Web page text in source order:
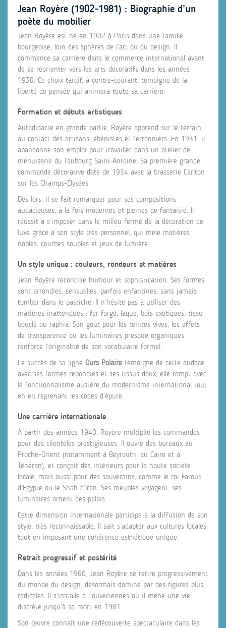
Jean Royère (1902-1981) : Biographie d’un
poète du mobilier
Jean Royère est né en 1902 à Paris dans une famille
bourgeoise, loin des sphères de l’art ou du design. Il
commence sa carrière dans le commerce international avant
de se réorienter vers les arts décoratifs dans les années
1930. Ce choix tardif, à contre-courant, témoigne de la
liberté de pensée qui animera toute sa carrière.
Formation et débuts artistiques
Autodidacte en grande partie, Royère apprend sur le terrain,
au contact des artisans, ébénistes et ferronniers. En 1931, il
abandonne son emploi pour travailler dans un atelier de
menuiserie du faubourg Saint-Antoine. Sa première grande
commande décorative date de 1934 avec la brasserie Carlton
sur les Champs-Élysées.
Dès lors, il se fait remarquer pour ses compositions
audacieuses, à la fois modernes et pleines de fantaisie. Il
réussit à s’imposer dans le milieu fermé de la décoration de
luxe grâce à son style très personnel, qui mêle matières
nobles, courbes souples et jeux de lumière.
Un style unique : couleurs, rondeurs et matières
Jean Royère réconcilie humour et sophistication. Ses formes
sont arrondies, sensuelles, parfois enfantines, sans jamais
tomber dans le pastiche. Il n’hésite pas à utiliser des
matières inattendues : fer forgé, laque, bois exotiques, tissu
bouclé ou raphia. Son goût pour les teintes vives, les effets
de transparence ou les luminaires presque organiques
renforce l’originalité de son vocabulaire formel.
Le succès de sa ligne Ours Polaire témoigne de cette audace :
avec ses formes rebondies et ses tissus doux, elle rompt avec
le fonctionnalisme austère du modernisme international tout
en en reprenant les codes d’épure.
Une carrière internationale
À partir des années 1940, Royère multiplie les commandes
pour des clientèles prestigieuses. Il ouvre des bureaux au
Proche-Orient (notamment à Beyrouth, au Caire et à
Téhéran), et conçoit des intérieurs pour la haute société
locale, mais aussi pour des souverains, comme le roi Farouk
d’Égypte ou le Shah d’Iran. Ses meubles voyagent, ses
luminaires ornent des palais.
Cette dimension internationale participe à la diffusion de son
style, très reconnaissable. Il sait s’adapter aux cultures locales
tout en imposant une cohérence esthétique unique.
Retrait progressif et postérité
Dans les années 1960, Jean Royère se retire progressivement
du monde du design, désormais dominé par des figures plus
radicales. Il s’installe à Louveciennes où il mène une vie
discrète jusqu’à sa mort en 1981.
Son œuvre connaît une redécouverte spectaculaire dans les